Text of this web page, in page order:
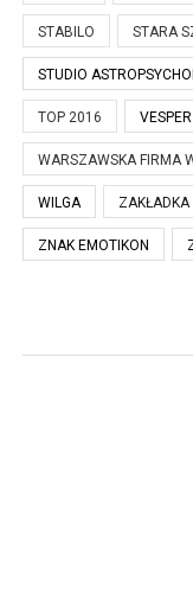
STABILO STARA
STUDIO
TOP 2016 VESPER
WARSZAWSKA FIRMA
WILGA ZAKŁADKA
ZNAK EMOTIKON